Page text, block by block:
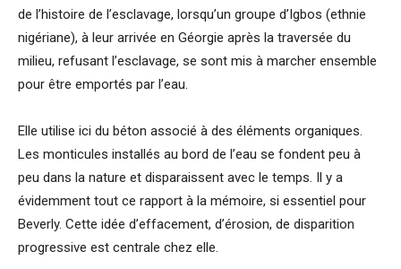
de l’histoire de l’esclavage, lorsqu’un groupe d’Igbos (ethnie
nigériane), à leur arrivée en Géorgie après la traversée du
milieu, refusant l’esclavage, se sont mis à marcher ensemble
pour être emportés par l’eau.
Elle utilise ici du béton associé à des éléments organiques.
Les monticules installés au bord de l’eau se fondent peu à
peu dans la nature et disparaissent avec le temps. Il y a
évidemment tout ce rapport à la mémoire, si essentiel pour
Beverly. Cette idée d’effacement, d’érosion, de disparition
progressive est centrale chez elle.